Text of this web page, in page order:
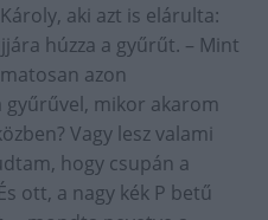
aki azt is elárulta:
húzza a gyűrűt. – Mint
azon
mikor akarom
Vagy lesz valami
hogy csupán a
ott, a nagy kék P betű